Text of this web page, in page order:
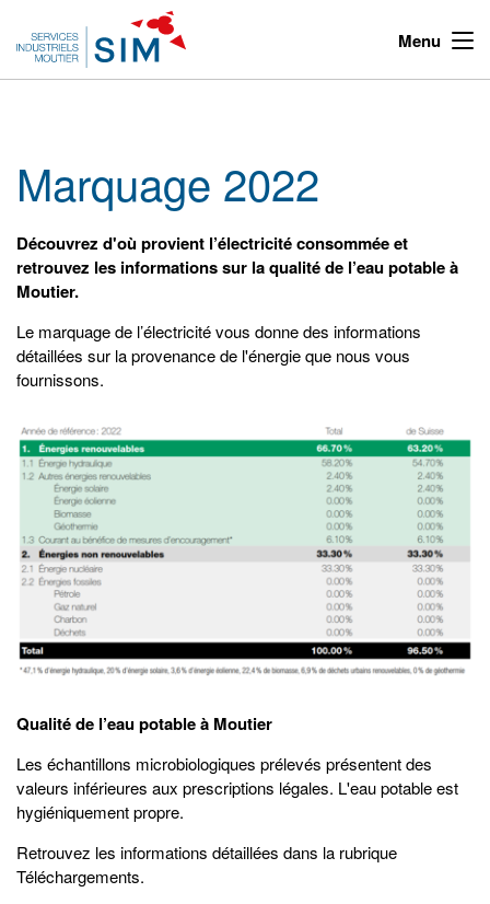
Menu
Marquage 2022
Découvrez d'où provient l’électricité consommée et
retrouvez les informations sur la qualité de l’eau potable à
Moutier.
Le marquage de l’électricité vous donne des informations
détaillées sur la provenance de l'énergie que nous vous
fournissons.
Qualité de l’eau potable à Moutier
Les échantillons microbiologiques prélevés présentent des
valeurs inférieures aux prescriptions légales. L'eau potable est
hygiéniquement propre.
Retrouvez les informations détaillées dans la rubrique
Téléchargements.